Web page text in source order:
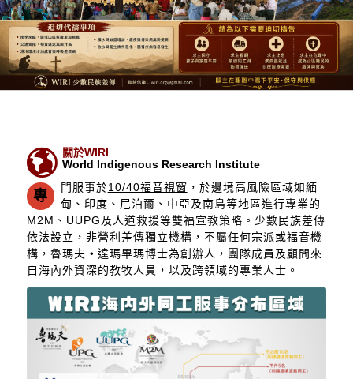
關於WIRI
World Indigenous Research Institute
專
門服事於10/40福音視窗 ， 於邊境高風險區域如緬
甸、印度、尼泊爾、中亞及南島等地區進行專業的
M2M、UUPG及人道救援等雙福宣教策略。少數民族差傳
依法設立，非營利差傳獨立機構，不屬任何宗派或福音機
構，魯瑪夫 ‧ 達瑪畢瑪博士為創辦人，團隊成員及顧問來
自海內外資深的教牧人員，以及跨領域的專業人士。